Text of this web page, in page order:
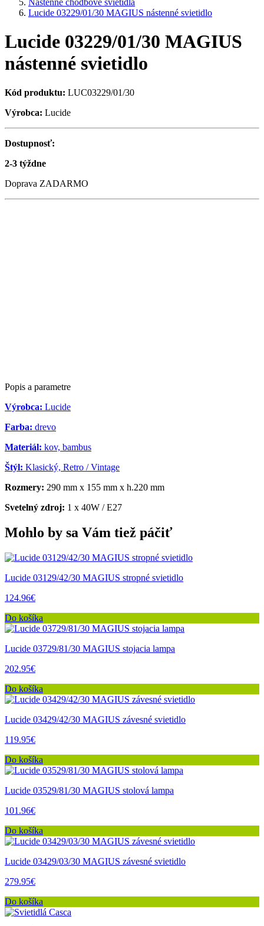
Nástenné chodbové svietidlá
Lucide 03229/01/30 MAGIUS nástenné svietidlo
Lucide 03229/01/30 MAGIUS
nástenné svietidlo
Kód produktu: LUC03229/01/30
Výrobca: Lucide
Dostupnosť:
2-3 týždne
Doprava ZADARMO
Popis a parametre
Výrobca: Lucide
Farba: drevo
Materiál: kov, bambus
Štýl: Klasický, Retro / Vintage
Rozmery: 290 mm x 155 mm x h.220 mm
Svetelný zdroj: 1 x 40W / E27
Mohlo by sa Vám tiež páčiť
Lucide 03129/42/30 MAGIUS stropné svietidlo
124.96€
Do košíka
Lucide 03729/81/30 MAGIUS stojacia lampa
202.95€
Do košíka
Lucide 03429/42/30 MAGIUS závesné svietidlo
119.95€
Do košíka
Lucide 03529/81/30 MAGIUS stolová lampa
101.96€
Do košíka
Lucide 03429/03/30 MAGIUS závesné svietidlo
279.95€
Do košíka